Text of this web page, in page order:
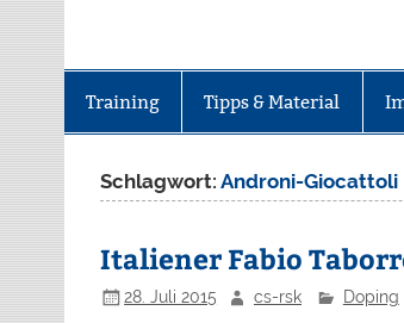
Training Tipps & Material
Schlagwort:Androni-Giocattoli
Italiener Fabio
28. Juli 2015 cs-rsk Doping